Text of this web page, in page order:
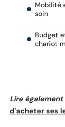
Mobilité
soin
Budget
chariot
Lire également
d'acheter ses